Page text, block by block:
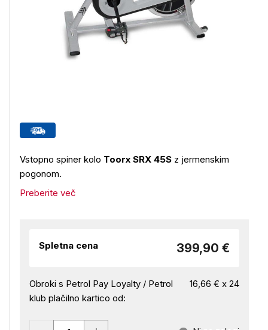
Vstopno spiner kolo Toorx SRX 45S z jermenskim
pogonom.
Preberite več
Spletna cena 399,90 €
Obroki s Petrol Pay Loyalty / Petrol
klub plačilno kartico od:
16,66 € x 24